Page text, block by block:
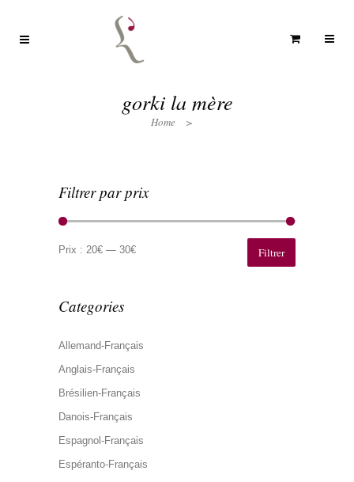
gorki la mère
Home >
Filtrer par prix
min
max
Filtrer
Prix : 20€ — 30€
Categories
Allemand-Français
Anglais-Français
Brésilien-Français
Danois-Français
Espagnol-Français
Espéranto-Français